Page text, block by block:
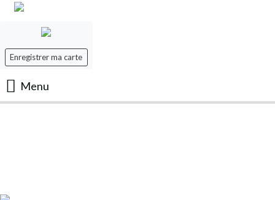
Enregistrer ma carte
Menu